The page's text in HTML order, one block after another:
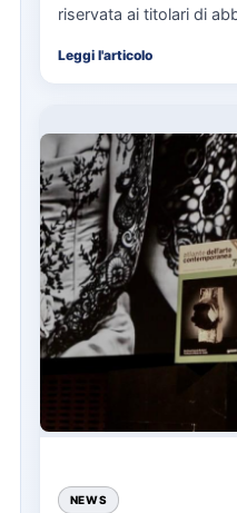
riservata ai titolari di
Leggi l'articolo
NEWS